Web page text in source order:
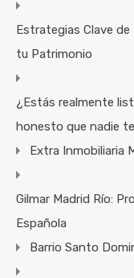
Estrategias Clave
tu Patrimonio
¿Estás realmente
honesto que nadie
Extra Inmobiliaria
Gilmar Madrid Río:
Española
Barrio Santo